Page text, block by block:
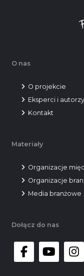
O nas
O projekcie
Eksperci i autorzy
Kontakt
Materiały
Organizacje
Organizacje
Media branżowe
Dołącz do nas
facebookyoutube